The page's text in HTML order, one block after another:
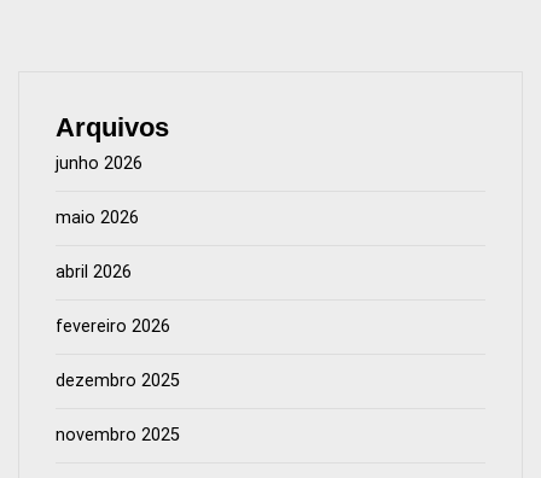
Arquivos
junho 2026
maio 2026
abril 2026
fevereiro 2026
dezembro 2025
novembro 2025